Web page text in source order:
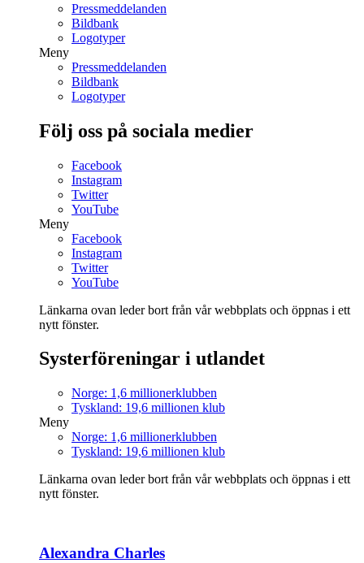
Pressmeddelanden
Bildbank
Logotyper
Meny
Pressmeddelanden
Bildbank
Logotyper
Följ oss på sociala medier
Facebook
Instagram
Twitter
YouTube
Meny
Facebook
Instagram
Twitter
YouTube
Länkarna ovan leder bort från vår webbplats och öppnas i ett
nytt fönster.
Systerföreningar i utlandet
Norge: 1,6 millionerklubben
Tyskland: 19,6 millionen klub
Meny
Norge: 1,6 millionerklubben
Tyskland: 19,6 millionen klub
Länkarna ovan leder bort från vår webbplats och öppnas i ett
nytt fönster.
Alexandra Charles